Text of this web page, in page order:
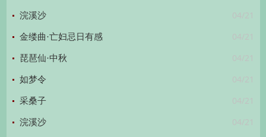
04/21
浣溪沙
04/21
金缕曲·亡妇忌日有感
04/21
琵琶仙·中秋
04/21
如梦令
04/21
采桑子
04/21
浣溪沙